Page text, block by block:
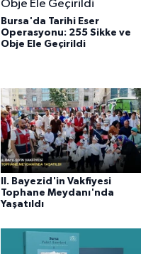
Bursa'da Tarihi Eser
Operasyonu: 255 Sikke ve
Obje Ele Geçirildi
II. Bayezid'in Vakfiyesi
Tophane Meydanı'nda
Yaşatıldı